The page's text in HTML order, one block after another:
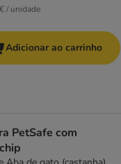
/ unidade
Adicionar ao carrinho
PetSafe com